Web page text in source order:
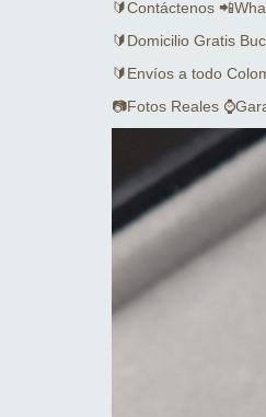
🔰Contáctenos
🔰Domicilio Gratis
🔰Envíos a todo
📷Fotos Reales